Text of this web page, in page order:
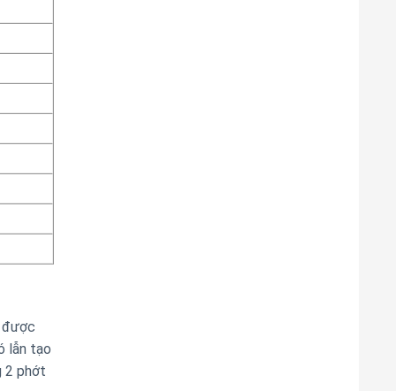
được
lẫn tạo
2 phớt